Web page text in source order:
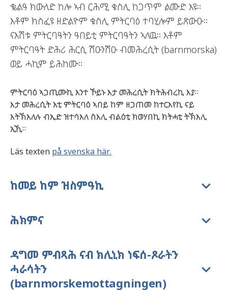
ቈልዓ ክውለድ ከሎ ኣብ ርሕሚ ቁስሊ ከጋጥም ልሙድ እዩ።
እቶም ክስፈዩ ዘድልዮም ቁስሊ ምትርባዕ ተባሂሎም ይጽውዑ።
ናእሽቱ ምትርባዓትን ዓበይቲ ምትርባዓትን ኣለዉ። እቶም
ምትርባዓት ድሕሪ ሕርሲ ሽዑንሽዑ ብመሕረሲት (barnmorska)
ወይ ሓኪም ይሕከሙ።
ምትርባዕኣጋጢሙኪእንተኾይኑእታመሕረሲትክትሕብረኪእያ።
እታመሕረሲትእቲምትርባዕኣበይ ከም ዘጋጠመ ከተርእየኪናይ
እትኽእለሉ ብኢድዝተሳእለ ስእሊብልዕቲክወሃበኪክትሓቲትኽእሊ
ኢኺ።
Läs texten på svenska här.
ከመይ ከም ዝስምዓኪ
ሕክምና
ዳግመ ምብጻሕ ናብ ክሊኒክ ነፍሰ-ጾራትን
ሓራሳትን
(barnmorskemottagningen)